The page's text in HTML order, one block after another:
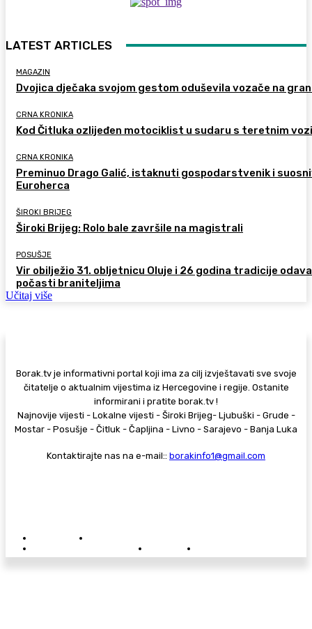
LATEST ARTICLES
MAGAZIN
Dvojica dječaka svojom gestom oduševila vozače na
CRNA KRONIKA
Kod Čitluka ozlijeđen motociklist u sudaru s teretnim
CRNA KRONIKA
Preminuo Drago Galić, istaknuti gospodarstvenik i
Euroherca
ŠIROKI BRIJEG
Široki Brijeg: Rolo bale završile na magistrali
POSUŠJE
Vir obilježio 31. obljetnicu Oluje i 26 godina tradicije
počasti braniteljima
Učitaj više
Borak.tv je informativni portal koji ima za cilj izvještavati sve svoje
čitatelje o aktualnim vijestima iz Hercegovine i regije. Ostanite
informirani i pratite borak.tv !
Najnovije vijesti - Lokalne vijesti - Široki Brijeg- Ljubuški - Grude -
Mostar - Posušje - Čitluk - Čapljina - Livno - Sarajevo - Banja Luka
Kontaktirajte nas na e-mail:: borakinfo1@gmail.com